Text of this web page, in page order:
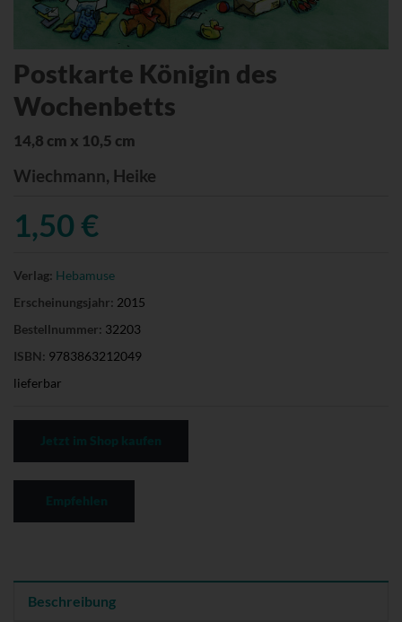
Postkarte Königin des
Wochenbetts
14,8 cm x 10,5 cm
Wiechmann, Heike
1,50 €
Verlag: Hebamuse
Erscheinungsjahr: 2015
Bestellnummer: 32203
ISBN: 9783863212049
lieferbar
Beschreibung